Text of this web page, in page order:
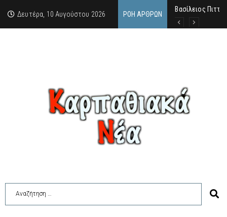
Δευτέρα, 10 Αυγούστου 2026 ΡΟΉ ΆΡΘΡΩΝ
Βασίλειος
Σαν σήμερα,
Μανόλης Μελάς: